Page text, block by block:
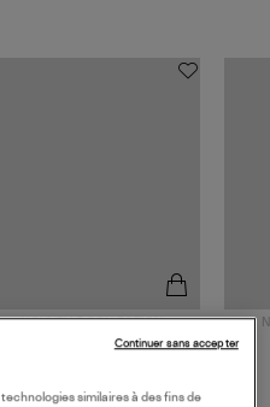
NOUVELLE COLLECTION
TORAL
similaires à des fins de
Continuer sans accepter